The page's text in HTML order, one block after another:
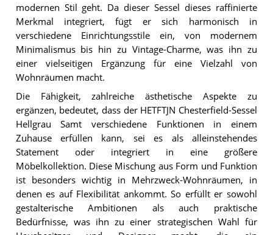
modernen Stil geht. Da dieser Sessel dieses raffinierte
Merkmal integriert, fügt er sich harmonisch in
verschiedene Einrichtungsstile ein, von modernem
Minimalismus bis hin zu Vintage-Charme, was ihn zu
einer vielseitigen Ergänzung für eine Vielzahl von
Wohnräumen macht.
Die Fähigkeit, zahlreiche ästhetische Aspekte zu
ergänzen, bedeutet, dass der HETFTJN Chesterfield-Sessel
Hellgrau Samt verschiedene Funktionen in einem
Zuhause erfüllen kann, sei es als alleinstehendes
Statement oder integriert in eine größere
Möbelkollektion. Diese Mischung aus Form und Funktion
ist besonders wichtig in Mehrzweck-Wohnräumen, in
denen es auf Flexibilität ankommt. So erfüllt er sowohl
gestalterische Ambitionen als auch praktische
Bedürfnisse, was ihn zu einer strategischen Wahl für